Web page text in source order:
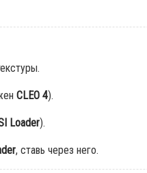
события
— 30
и ниже
CLEO 4).
Loader).
, ставь через него.